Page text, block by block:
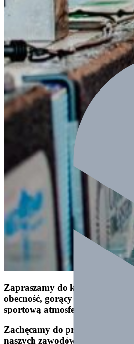
Zapraszamy do kibicowania,
obecność, gorący doping
sportową atmosferę
Zachęcamy do przesyłania
naszych zawodów